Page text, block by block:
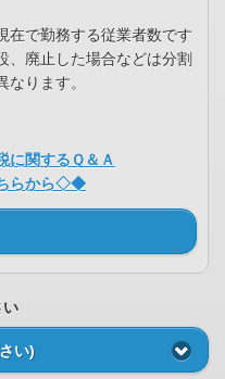
在で勤務する従業者数です
、廃止した場合などは分割
ります。
に関するＱ＆Ａ
らから◇◆
い
い)